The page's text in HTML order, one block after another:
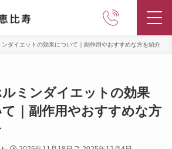
ンダイエットの効果について｜副作用やおすすめな方を紹介
ミンダイエットの効果
｜副作用やおすすめな方